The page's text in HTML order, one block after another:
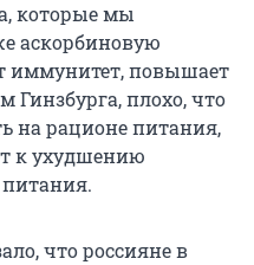
которые мы
аскорбиновую
иммунитет, повышает
Гинзбурга, плохо, что
на рационе питания,
к ухудшению
что россияне в